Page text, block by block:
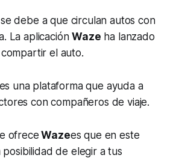
debe a que circulan autos con
La aplicaciónWaze ha lanzado
el auto.
es una plataforma que ayuda a
con compañeros de viaje.
ofrece Wazees que en este
posibilidad de elegir a tus